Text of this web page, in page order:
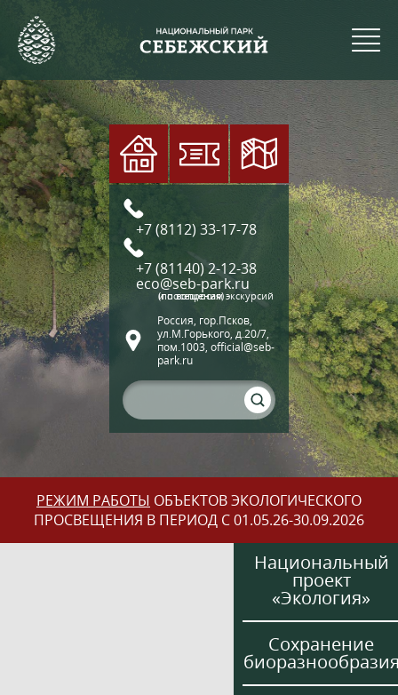
+7 (8112) 33-17-78
+7 (81140) 2-12-38
eco@seb-park.ru
(по вопросам экскурсий и посещения)
Россия, гор.Псков,
ул.М.Горького, д.20/7,
пом.1003, official@seb-
park.ru
РЕЖИМ РАБОТЫ ОБЪЕКТОВ ЭКОЛОГИЧЕСКОГО
ПРОСВЕЩЕНИЯ В ПЕРИОД С 01.05.26-30.09.2026
Национальный
проект
«Экология»
Сохранение